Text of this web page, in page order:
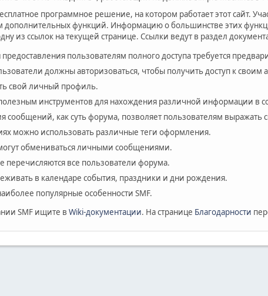
программное решение, на котором работает этот сайт.
дополнительных функций. Информацию о большинстве этих
из ссылок на текущей странице. Ссылки ведут в раздел
пользователям полного доступа требуется
должны авторизоваться, чтобы получить доступ к своим
свой личный профиль.
инструментов для нахождения различной информации в
сообщений, как суть форума, позволяет пользователям выражать
можно использовать различные теги оформления.
обмениваться личными сообщениями.
перечисляются все пользователи форума.
в календаре события, праздники и дни рождения.
популярные особенности SMF.
SMF ищите в Wiki-документации. На странице Благодарности